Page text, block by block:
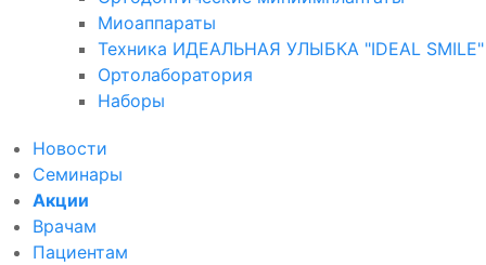
Миоаппараты
Техника ИДЕАЛЬНАЯ УЛЫБКА "IDEAL SMILE"
Ортолаборатория
Наборы
Новости
Семинары
Акции
Врачам
Пациентам